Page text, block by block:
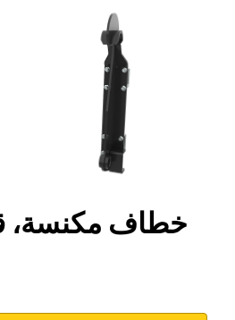
خطاف مكنسة،